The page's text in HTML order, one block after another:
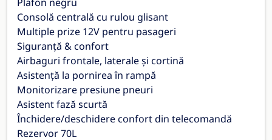
Consolă centrală cu rulou glisant
Multiple prize 12V pentru pasageri
Siguranță & confort
Airbaguri frontale, laterale și cortină
Asistență la pornirea în rampă
Monitorizare presiune pneuri
Asistent fază scurtă
Închidere/deschidere confort din telecomandă
Rezervor 70L